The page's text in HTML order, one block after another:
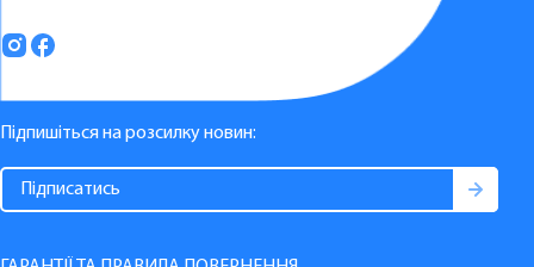
Підпишіться на розсилку новин: